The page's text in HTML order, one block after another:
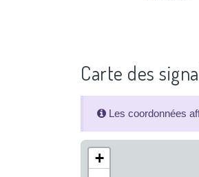
Carte des
Les coordonnées
+